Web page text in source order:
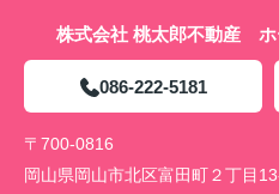
株式会社 桃太郎不動産 ホ
086-222-5181
〒700-0816
岡山県岡山市北区富田町２丁目